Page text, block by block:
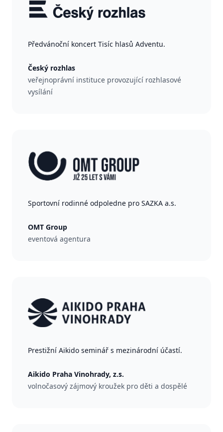
Předvánoční koncert Tisíc hlasů Adventu.
Český rozhlas
veřejnoprávní instituce provozující rozhlasové
vysílání
Sportovní rodinné odpoledne pro SAZKA a.s.
OMT Group
eventová agentura
Prestižní Aikido seminář s mezinárodní účastí.
Aikido Praha Vinohrady, z.s.
volnočasový zájmový kroužek pro děti a dospělé